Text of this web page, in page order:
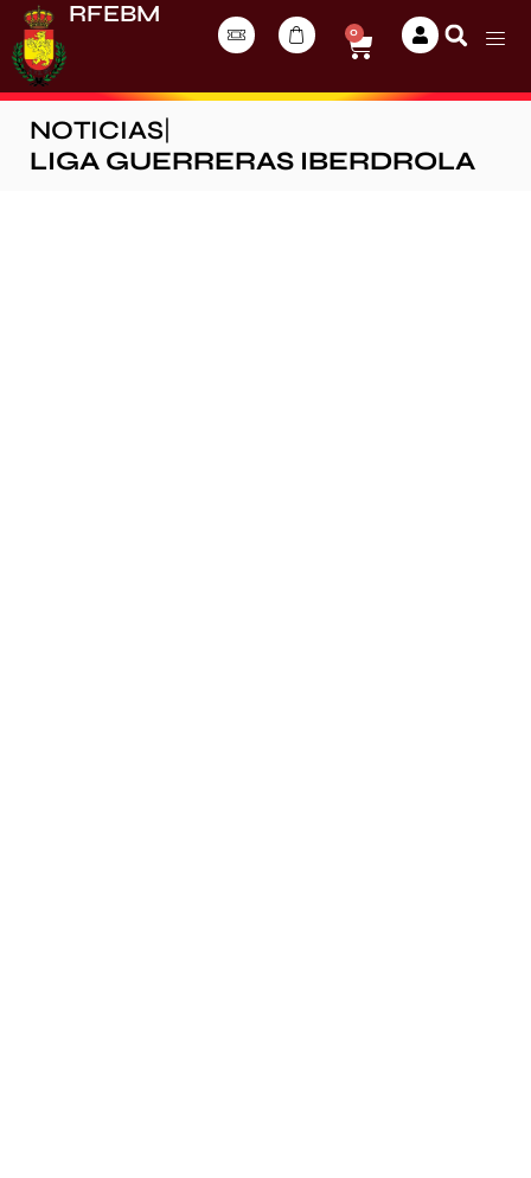
RFEBM
0
NOTICIAS
LIGA GUERRERAS IBERDROLA